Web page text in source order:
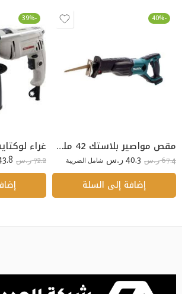
-40%
مقص مواصير بلاستك 42 ملي دون شون 30179803003
67.4 ر.س 40.3 ر.س شامل الضريبة
إضافة إلى السلة
-39%
72.2 ر.س